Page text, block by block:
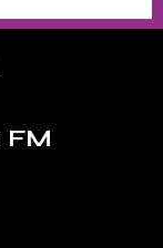
FM